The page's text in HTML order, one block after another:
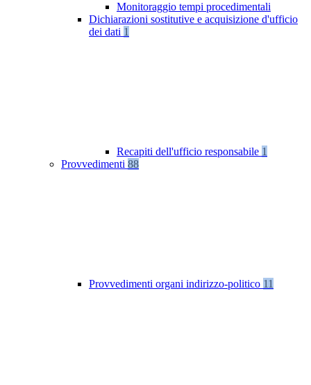
Monitoraggio tempi procedimentali
Dichiarazioni sostitutive e acquisizione d'ufficio
dei dati 1
Recapiti dell'ufficio responsabile 1
Provvedimenti 88
Provvedimenti organi indirizzo-politico 11